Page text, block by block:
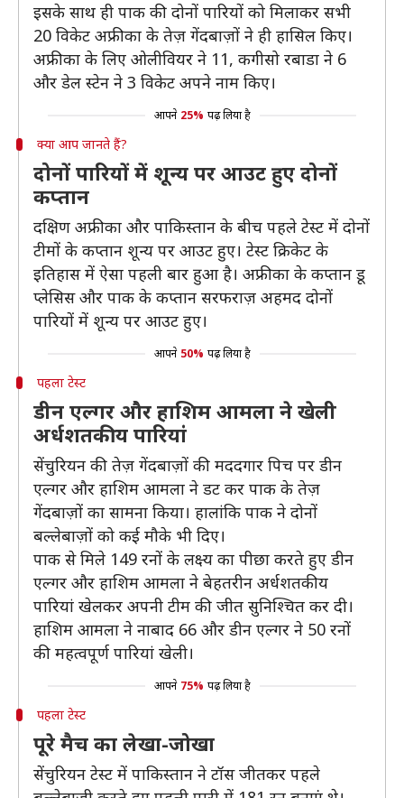
इसके साथ ही पाक की दोनों पारियों को मिलाकर सभी
20 विकेट अफ्रीका के तेज़ गेंदबाज़ों ने ही हासिल किए।
अफ्रीका के लिए ओलीवियर ने 11, कगीसो रबाडा ने 6
और डेल स्टेन ने 3 विकेट अपने नाम किए।
आपने 25% पढ़ लिया है
क्या आप जानते हैं?
दोनों पारियों में शून्य पर आउट हुए दोनों
कप्तान
दक्षिण अफ्रीका और पाकिस्तान के बीच पहले टेस्ट में दोनों
टीमों के कप्तान शून्य पर आउट हुए। टेस्ट क्रिकेट के
इतिहास में ऐसा पहली बार हुआ है। अफ्रीका के कप्तान डू
प्लेसिस और पाक के कप्तान सरफराज़ अहमद दोनों
पारियों में शून्य पर आउट हुए।
आपने 50% पढ़ लिया है
पहला टेस्ट
डीन एल्गर और हाशिम आमला ने खेली
अर्धशतकीय पारियां
सेंचुरियन की तेज़ गेंदबाज़ों की मददगार पिच पर डीन
एल्गर और हाशिम आमला ने डट कर पाक के तेज़
गेंदबाज़ों का सामना किया। हालांकि पाक ने दोनों
बल्लेबाज़ों को कई मौके भी दिए।
पाक से मिले 149 रनों के लक्ष्य का पीछा करते हुए डीन
एल्गर और हाशिम आमला ने बेहतरीन अर्धशतकीय
पारियां खेलकर अपनी टीम की जीत सुनिश्चित कर दी।
हाशिम आमला ने नाबाद 66 और डीन एल्गर ने 50 रनों
की महत्वपूर्ण पारियां खेली।
आपने 75% पढ़ लिया है
पहला टेस्ट
पूरे मैच का लेखा-जोखा
सेंचुरियन टेस्ट में पाकिस्तान ने टॉस जीतकर पहले